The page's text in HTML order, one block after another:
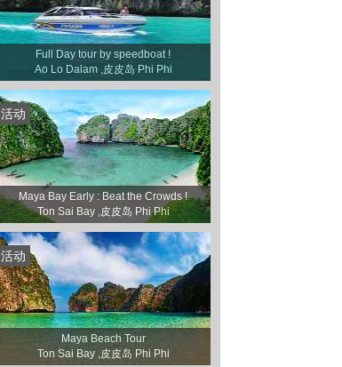
Full Day tour by speedboat !
Ao Lo Dalam ,皮皮岛 Phi Phi
活动
Maya Bay Early : Beat the Crowds !
Ton Sai Bay ,皮皮岛 Phi Phi
活动
Maya Beach Tour
Ton Sai Bay ,皮皮岛 Phi Phi